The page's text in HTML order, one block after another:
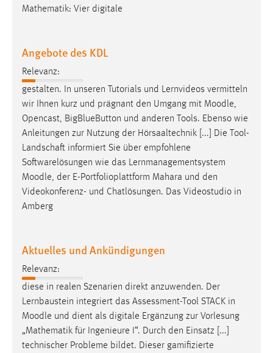
Mathematik: Vier digitale
Angebote des KDL
Relevanz:
gestalten. In unseren Tutorials und Lernvideos vermitteln
wir Ihnen kurz und prägnant den Umgang mit Moodle,
Opencast, BigBlueButton und anderen Tools. Ebenso wie
Anleitungen zur Nutzung der Hörsaaltechnik [...] Die Tool-
Landschaft informiert Sie über empfohlene
Softwarelösungen wie das Lernmanagementsystem
Moodle, der E-Portfolioplattform Mahara und den
Videokonferenz- und Chatlösungen. Das Videostudio in
Amberg
Aktuelles und Ankündigungen
Relevanz:
diese in realen Szenarien direkt anzuwenden. Der
Lernbaustein integriert das Assessment-Tool STACK in
Moodle und dient als digitale Ergänzung zur Vorlesung
„Mathematik für Ingenieure I“. Durch den Einsatz [...]
technischer Probleme bildet. Dieser gamifizierte
Vimeo